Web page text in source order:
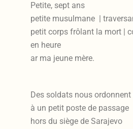
Petite, sept ans
petite musulmane
|
petit corps frôlant la mort |
en heure
ar ma jeune mère.
Des soldats nous ordonnent
à un petit poste de passage
hors du siège de Sarajevo